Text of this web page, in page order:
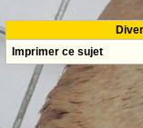
Imprimer ce sujet